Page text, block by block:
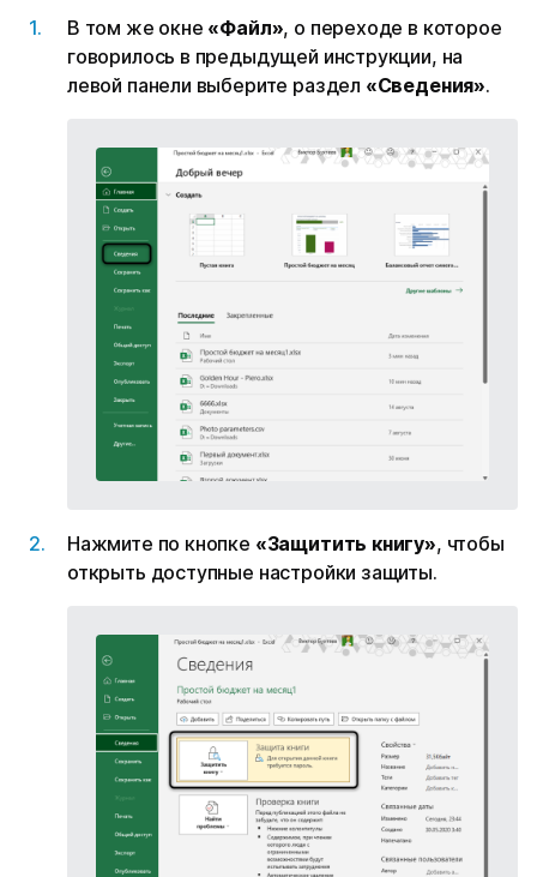
В том же окне «Файл», о переходе в которое
говорилось в предыдущей инструкции, на
левой панели выберите раздел «Сведения».
Нажмите по кнопке «Защитить книгу», чтобы
открыть доступные настройки защиты.